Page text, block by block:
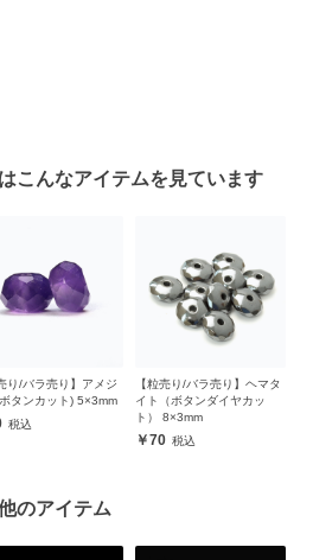
こんなアイテムを見ています
り/バラ売り】アメジ
タンカット) 5×3mm
【粒売り/バラ売り】ヘマタ
イト（ボタンダイヤカッ
ト） 8×3mm
70
のアイテム